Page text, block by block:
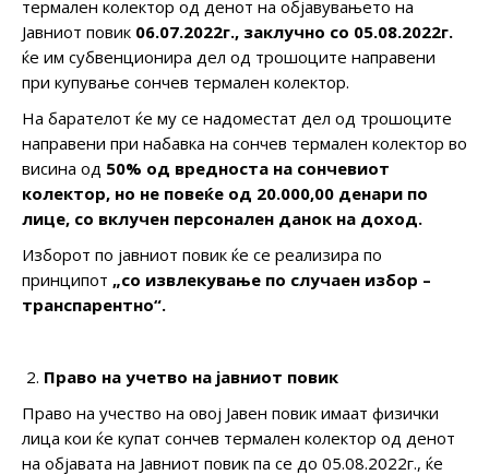
термален колектор од денот на објавувањето на
Јавниот повик 06.07.2022г., заклучно со 05.08.2022г.
ќе им субвенционира дел од трошоците направени
при купување сончев термален колектор.
На барателот ќе му се надоместат дел од трошоците
направени при набавка на сончев термален колектор во
висина од 50% од вредноста на сончевиот
колектор, но не повеќе од 20.000,00 денари по
лице, со вклучен персонален данок на доход.
Изборот по јавниот повик ќе се реализира по
принципот „со извлекување по случаен избор –
транспарентно“.
Право на учетво на јавниот повик
Право на учество на овој Јавен повик имаат физички
лица кои ќе купат сончев термален колектор од денот
на објавата на Јавниот повик па се до 05.08.2022г., ќе